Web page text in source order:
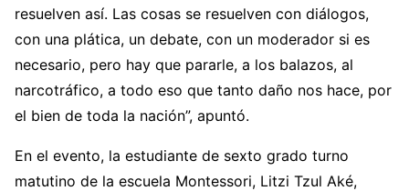
resuelven así. Las cosas se resuelven con diálogos,
con una plática, un debate, con un moderador si es
necesario, pero hay que pararle, a los balazos, al
narcotráfico, a todo eso que tanto daño nos hace, por
el bien de toda la nación”, apuntó.
En el evento, la estudiante de sexto grado turno
matutino de la escuela Montessori, Litzi Tzul Aké,